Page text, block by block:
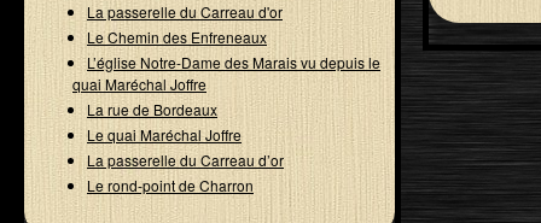
La passerelle du Carreau d'or
Le Chemin des Enfreneaux
L’église Notre-Dame des Marais vu depuis le
quai Maréchal Joffre
La rue de Bordeaux
Le quai Maréchal Joffre
La passerelle du Carreau d’or
Le rond-point de Charron